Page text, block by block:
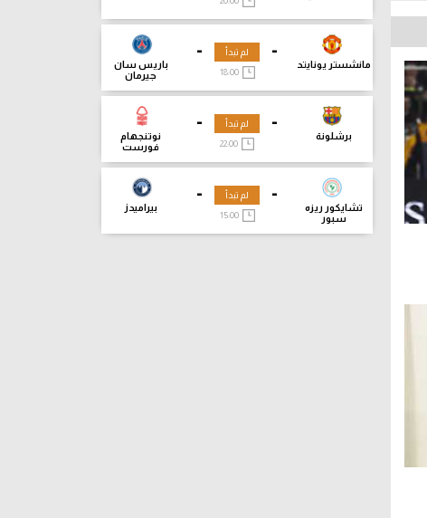
-
مانشستر يونايتد
-
باريس سان
جيرمان
لم تبدأ
18:00
-
برشلونة
-
نوتنجهام
فورست
لم تبدأ
-
تشايكور ريزه
سبور
-
بيراميدز
لم تبدأ
15:00